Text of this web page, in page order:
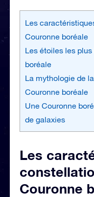
Les
Couronne boréale
Les étoiles les
boréale
La mythologie de
Couronne boréale
Une Couronne
de galaxies
Les
Couronne